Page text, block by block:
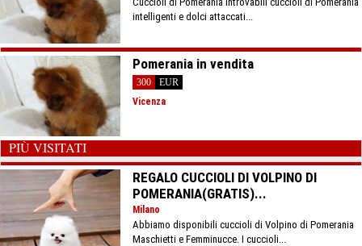
intelligenti e dolci attaccati...
Pomerania in vendita
300
EUR
Vicenza
PIÙ VISITATI
REGALO CUCCIOLI DI VOLPINO DI
POMERANIA(GRATIS)...
Milano
Abbiamo disponibili cuccioli di Volpino di Pomerania
Maschietti e Femminucce. I cuccioli...